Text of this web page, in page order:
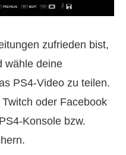
zufrieden bist,
wähle deine
PS4‑Video zu teilen.
oder Facebook
bzw.